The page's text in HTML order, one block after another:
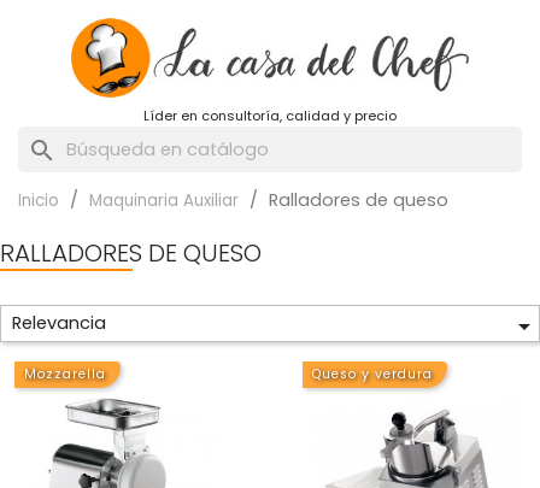
Líder en consultoría, calidad y precio
search
Inicio Maquinaria Auxiliar Ralladores de queso
RALLADORES DE QUESO
Relevancia 
Mozzarella Queso y verdura